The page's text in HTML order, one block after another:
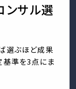
ンサル選
選ぶほど成果
基準を3点にま